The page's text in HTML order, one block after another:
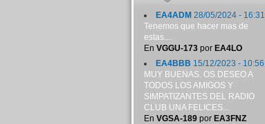
EA4ADM 28/05/2024 - 16:31
Tenemos que hacer mas de
estas....
En VGGU-173por EA4LO
EA4BBB 15/12/2023 - 10:56
MUY BUENAS. OS DESEO A
TODOS LOS AMIGOS Y
SIMPATIZANTES DEL RADIO
CLUB UNA FELICES...
En VGSA-189por EA3FNZ